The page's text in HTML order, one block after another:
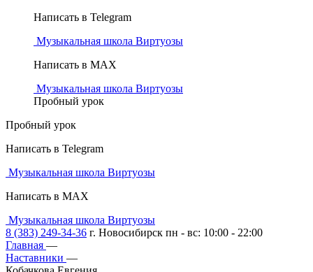
Написать в Telegram
Музыкальная школа Виртуозы
Написать в MAX
Музыкальная школа Виртуозы
Пробный урок
Пробный урок
Написать в Telegram
Музыкальная школа Виртуозы
Написать в MAX
Музыкальная школа Виртуозы
8 (383) 249-34-36 г. Новосибирск пн - вс: 10:00 - 22:00
Главная —
Наставники —